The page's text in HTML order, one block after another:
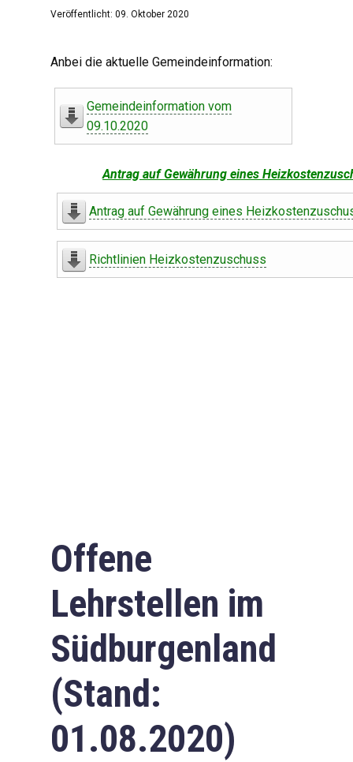
Veröffentlicht: 09. Oktober 2020
Anbei die aktuelle Gemeindeinformation:
Gemeindeinformation vom
09.10.2020
Antrag auf Gewährung eines
Antrag auf Gewährung eines
Richtlinien Heizkostenzuschuss
Offene
Lehrstellen im
Südburgenland
(Stand:
01.08.2020)